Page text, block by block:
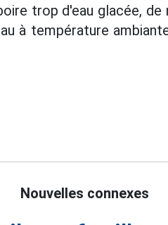
trop d'eau glacée,
à température
Nouvelles connexes